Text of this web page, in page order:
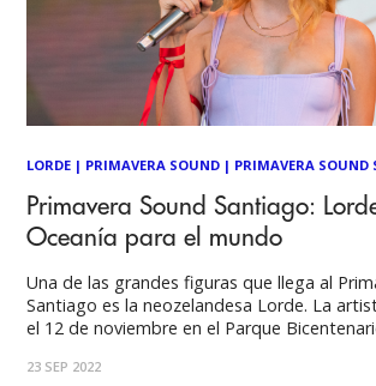
LORDE | PRIMAVERA SOUND | PRIMAVERA SOUND
Primavera Sound Santiago:
Oceanía para el mundo
Una de las grandes figuras que llega al
Santiago es la neozelandesa Lorde. La
el 12 de noviembre en el Parque
llega en su gira Solar Power Tour que
23 SEP 2022